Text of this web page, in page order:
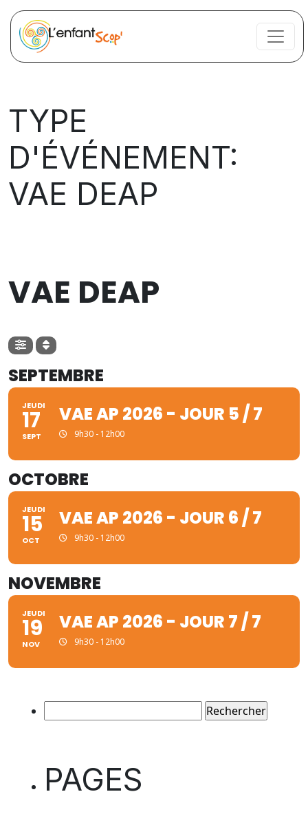
TYPE
D'ÉVÉNEMENT:
VAE DEAP
VAE DEAP
SEPTEMBRE
JEUDI
17
SEPT
VAE AP 2026 - JOUR 5 / 7
9h30 - 12h00
OCTOBRE
JEUDI
15
OCT
VAE AP 2026 - JOUR 6 / 7
9h30 - 12h00
NOVEMBRE
JEUDI
19
NOV
VAE AP 2026 - JOUR 7 / 7
9h30 - 12h00
PAGES